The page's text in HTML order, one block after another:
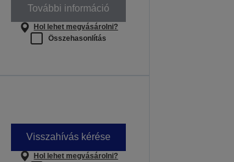
További információ
Hol lehet megvásárolni?
Összehasonlítás
Visszahívás kérése
Hol lehet megvásárolni?